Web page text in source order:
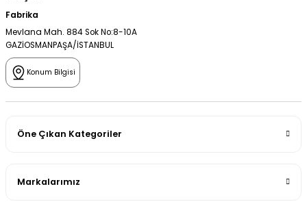
Fabrika
Mevlana Mah. 884 Sok No:8-10A
GAZİOSMANPAŞA/İSTANBUL
Konum Bilgisi
Öne Çıkan Kategoriler
Markalarımız